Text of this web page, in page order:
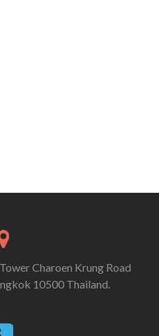
Charoen Krung Road
10500 Thailand.